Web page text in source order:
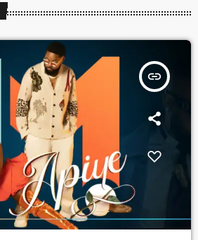
insert_link